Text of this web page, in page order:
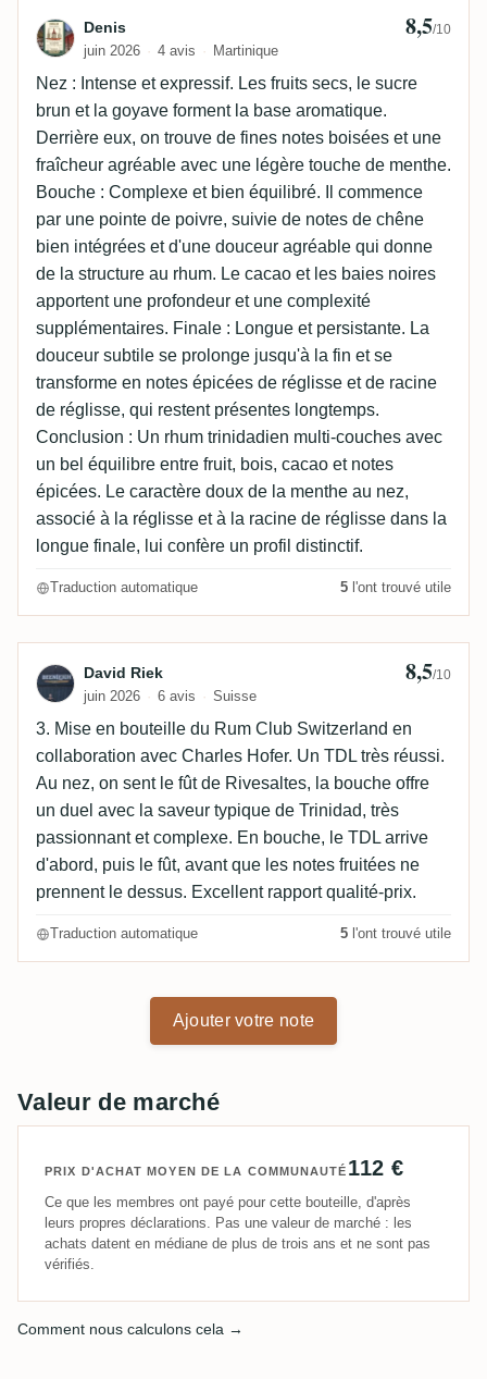
Avis de Denis
Denis
juin 2026 4 avis Martinique
8,5/10
Nez : Intense et expressif. Les fruits secs, le sucre
brun et la goyave forment la base aromatique.
Derrière eux, on trouve de fines notes boisées et une
fraîcheur agréable avec une légère touche de menthe.
Bouche : Complexe et bien équilibré. Il commence
par une pointe de poivre, suivie de notes de chêne
bien intégrées et d'une douceur agréable qui donne
de la structure au rhum. Le cacao et les baies noires
apportent une profondeur et une complexité
supplémentaires. Finale : Longue et persistante. La
douceur subtile se prolonge jusqu'à la fin et se
transforme en notes épicées de réglisse et de racine
de réglisse, qui restent présentes longtemps.
Conclusion : Un rhum trinidadien multi-couches avec
un bel équilibre entre fruit, bois, cacao et notes
épicées. Le caractère doux de la menthe au nez,
associé à la réglisse et à la racine de réglisse dans la
longue finale, lui confère un profil distinctif.
Traduction automatique 5 l'ont trouvé utile
Avis de David Riek
David Riek
juin 2026 6 avis Suisse
8,5/10
3. Mise en bouteille du Rum Club Switzerland en
collaboration avec Charles Hofer. Un TDL très réussi.
Au nez, on sent le fût de Rivesaltes, la bouche offre
un duel avec la saveur typique de Trinidad, très
passionnant et complexe. En bouche, le TDL arrive
d'abord, puis le fût, avant que les notes fruitées ne
prennent le dessus. Excellent rapport qualité-prix.
Traduction automatique 5 l'ont trouvé utile
Ajouter votre note
Valeur de marché
PRIX D'ACHAT MOYEN DE LA COMMUNAUTÉ 112 €
Ce que les membres ont payé pour cette bouteille, d'après
leurs propres déclarations. Pas une valeur de marché : les
achats datent en médiane de plus de trois ans et ne sont pas
vérifiés.
Comment nous calculons cela →